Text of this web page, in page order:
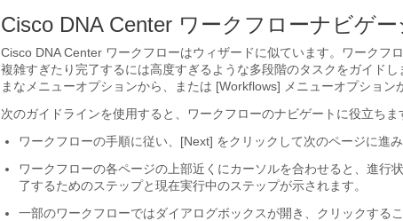
Cisco DNA Center ワークフローナビゲー
Cisco DNA Center ワークフローはウィザードに似ています。ワークフ
複雑すぎたり完了するには高度すぎるような多段階のタスクをガイド
まなメニューオプションから、または [Workflows] メニューオプション
次のガイドラインを使用すると、ワークフローのナビゲートに役立ちま
ワークフローの手順に従い、[Next] をクリックして次のページに進み
ワークフローの各ページの上部近くにカーソルを合わせると、進行
了するためのステップと現在実行中のステップが示されます。
一部のワークフローではダイアログボックスが開き、クリックする